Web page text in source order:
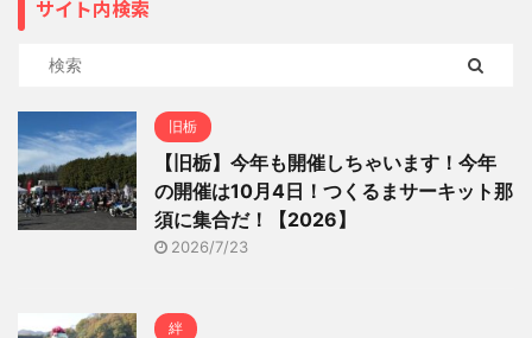
サイト内検索
旧栃
【旧栃】今年も開催しちゃいます！今年
の開催は10月4日！つくるまサーキット那
須に集合だ！【2026】
2026/7/23
絆